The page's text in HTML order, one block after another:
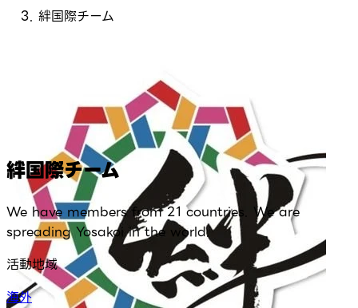
絆国際チーム
絆国際チーム
We have members from 21 countries. We are
spreading Yosakoi in the world.
活動地域
海外